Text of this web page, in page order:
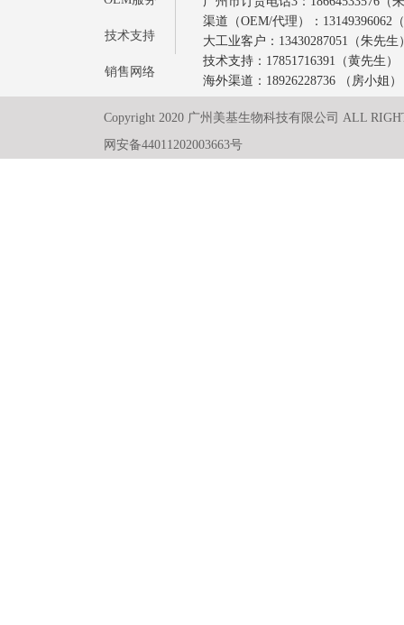
技术支持
销售网络
渠道（OEM/代理）：13149396062
大工业客户：13430287051（朱先生
技术支持：17851716391（黄先生）
海外渠道：18926228736 （房小姐）
Copyright 2020 广州美基生物科技有限公司 ALL
网安备44011202003663号